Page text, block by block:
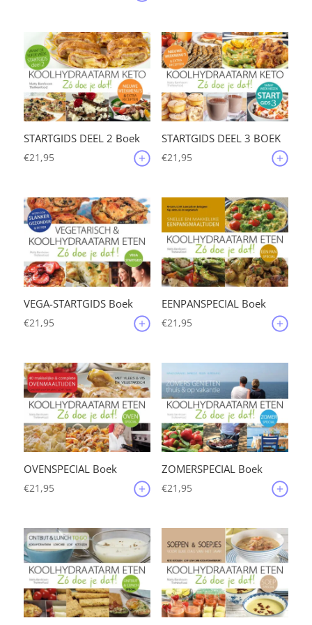
STARTGIDS DEEL 2 Boek
€21,95
STARTGIDS DEEL 3 BOEK
€21,95
VEGA-STARTGIDS Boek
€21,95
EENPANSPECIAL Boek
€21,95
OVENSPECIAL Boek
€21,95
ZOMERSPECIAL Boek
€21,95